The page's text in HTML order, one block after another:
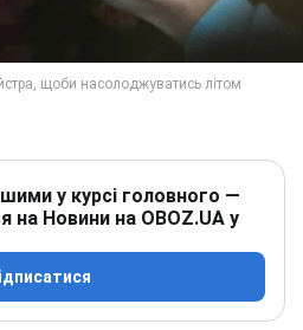
у курсі головного —
на Новини на OBOZ.UA у